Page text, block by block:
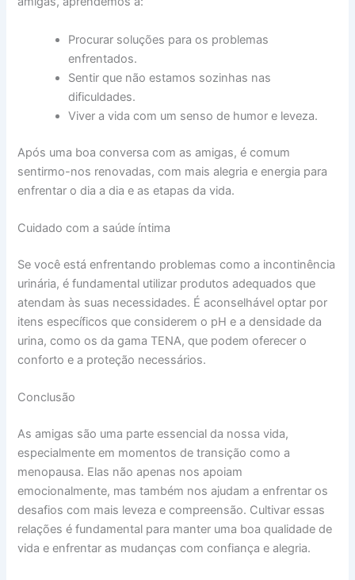
Procurar soluções para os problemas
enfrentados.
Sentir que não estamos sozinhas nas
dificuldades.
Viver a vida com um senso de humor e leveza.
Após uma boa conversa com as amigas, é comum
sentirmo-nos renovadas, com mais alegria e energia para
enfrentar o dia a dia e as etapas da vida.
Cuidado com a saúde íntima
Se você está enfrentando problemas como a incontinência
urinária, é fundamental utilizar produtos adequados que
atendam às suas necessidades. É aconselhável optar por
itens específicos que considerem o pH e a densidade da
urina, como os da gama TENA, que podem oferecer o
conforto e a proteção necessários.
Conclusão
As amigas são uma parte essencial da nossa vida,
especialmente em momentos de transição como a
menopausa. Elas não apenas nos apoiam
emocionalmente, mas também nos ajudam a enfrentar os
desafios com mais leveza e compreensão. Cultivar essas
relações é fundamental para manter uma boa qualidade de
vida e enfrentar as mudanças com confiança e alegria.